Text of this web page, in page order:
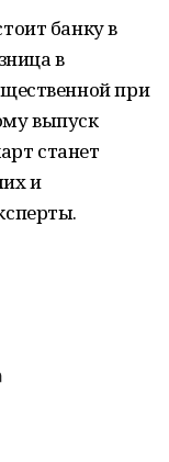
банку в
в
при
выпуск
станет
и